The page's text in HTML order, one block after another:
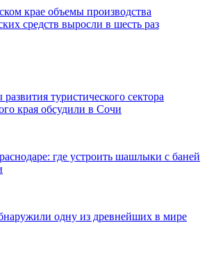
крае объемы производства
средств выросли в шесть раз
туристического сектора
края обсудили в Сочи
где устроить шашлыки с баней
одну из древнейших в мире